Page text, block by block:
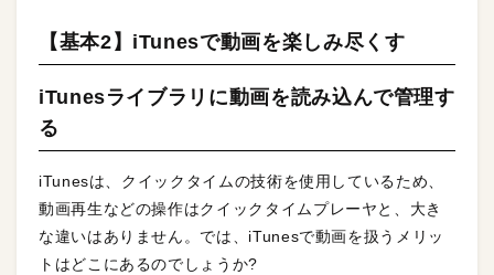
【基本2】iTunesで動画を楽しみ尽くす
iTunesライブラリに動画を読み込んで管理す
る
iTunesは、クイックタイムの技術を使用しているため、
動画再生などの操作はクイックタイムプレーヤと、大き
な違いはありません。では、iTunesで動画を扱うメリッ
トはどこにあるのでしょうか?